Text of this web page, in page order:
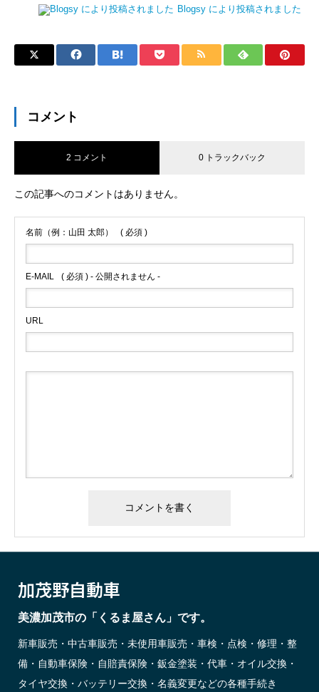
Blogsy により投稿されました
コメント
2 コメント 0 トラックバック
この記事へのコメントはありません。
名前（例：山田 太郎） ( 必須 )
E-MAIL ( 必須 ) - 公開されません -
URL
加茂野自動車
美濃加茂市の「くるま屋さん」です。
新車販売・中古車販売・未使用車販売・車検・点検・修理・整
備・自動車保険・自賠責保険・鈑金塗装・代車・オイル交換・
タイヤ交換・バッテリー交換・名義変更などの各種手続き